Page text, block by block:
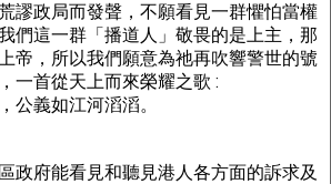
謬政局而發聲，不願看見一群懼怕當權
們這一群「播道人」敬畏的是上主，那
帝，所以我們願意為祂再吹響警世的號
一首從天上而來榮耀之歌 :
公義如江河滔滔。
政府能看見和聽見港人各方面的訴求及